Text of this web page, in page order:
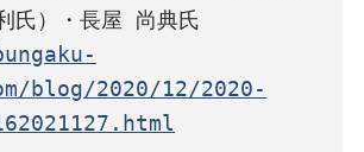
blog/2020/12/2020-